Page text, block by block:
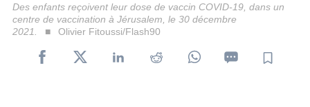
Des enfants reçoivent leur dose de vaccin COVID-19, dans un
centre de vaccination à Jérusalem, le 30 décembre
2021.
Olivier Fitoussi/Flash90